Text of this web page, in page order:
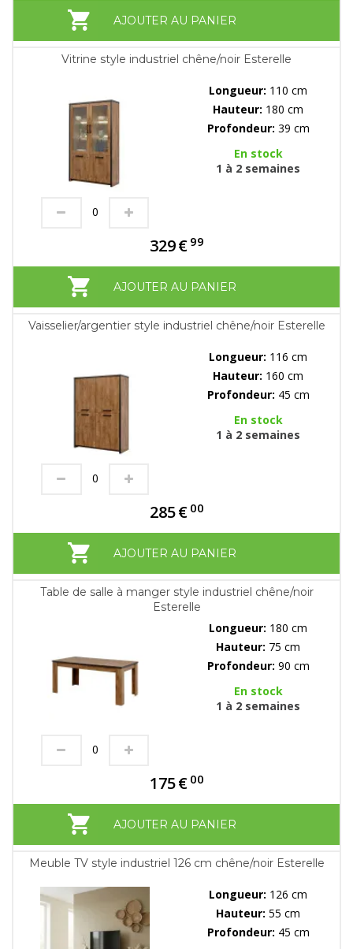
AJOUTER AU PANIER
Vitrine style industriel chêne/noir Esterelle
Longueur: 110 cm
Hauteur: 180 cm
Profondeur: 39 cm
En stock
1 à 2 semaines
329€ 99
AJOUTER AU PANIER
Vaisselier/argentier style industriel chêne/noir Esterelle
Longueur: 116 cm
Hauteur: 160 cm
Profondeur: 45 cm
En stock
1 à 2 semaines
285€ 00
AJOUTER AU PANIER
Table de salle à manger style industriel chêne/noir
Esterelle
Longueur: 180 cm
Hauteur: 75 cm
Profondeur: 90 cm
En stock
1 à 2 semaines
175€ 00
AJOUTER AU PANIER
Meuble TV style industriel 126 cm chêne/noir Esterelle
Longueur: 126 cm
Hauteur: 55 cm
Profondeur: 45 cm